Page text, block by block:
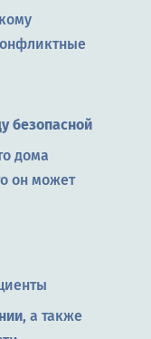
безопасной
дома
он может
, а также